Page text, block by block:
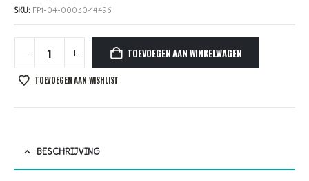
SKU: FP1-04-00030-14496
TOEVOEGEN AAN WINKELWAGEN
TOEVOEGEN AAN WISHLIST
BESCHRIJVING